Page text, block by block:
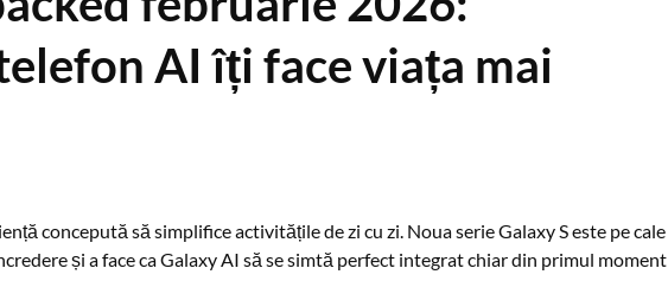
AI îți face viața mai
concepută să simplifice activitățile de zi cu zi. Noua serie Galaxy S este pe cale
și a face ca Galaxy AI să se simtă perfect integrat chiar din primul moment